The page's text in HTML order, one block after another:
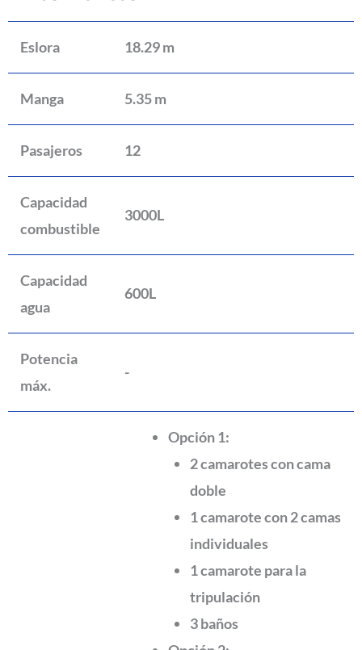
Eslora 18.29 m
Manga 5.35 m
Pasajeros 12
Capacidad
combustible
3000L
Capacidad
agua
600L
Potencia
máx.
-
Opción 1:
2 camarotes con cama
doble
1 camarote con 2 camas
individuales
1 camarote para la
tripulación
3 baños